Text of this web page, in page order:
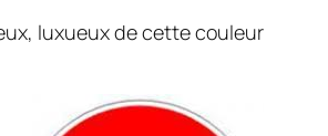
luxueux de cette couleur